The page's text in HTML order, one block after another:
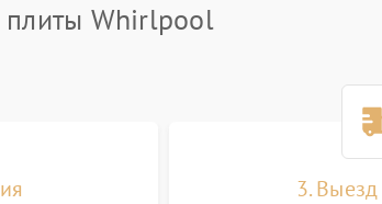
плиты Whirlpool
3.